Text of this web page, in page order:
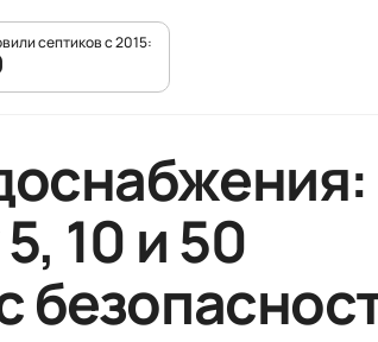
септиков с 2015:
10 и 50